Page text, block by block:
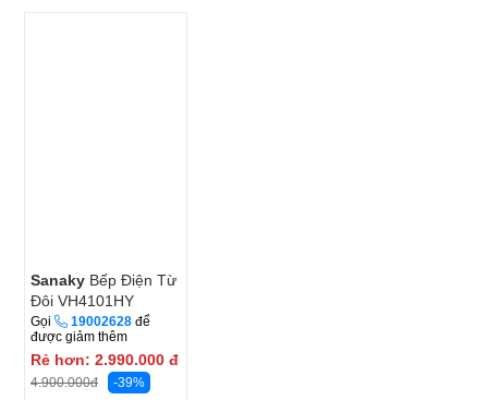
Sanaky Bếp Điện Từ
Đôi VH4101HY
Gọi 19002628 để
được giảm thêm
Rẻ hơn: 2.990.000 đ
4.900.000đ
-39%